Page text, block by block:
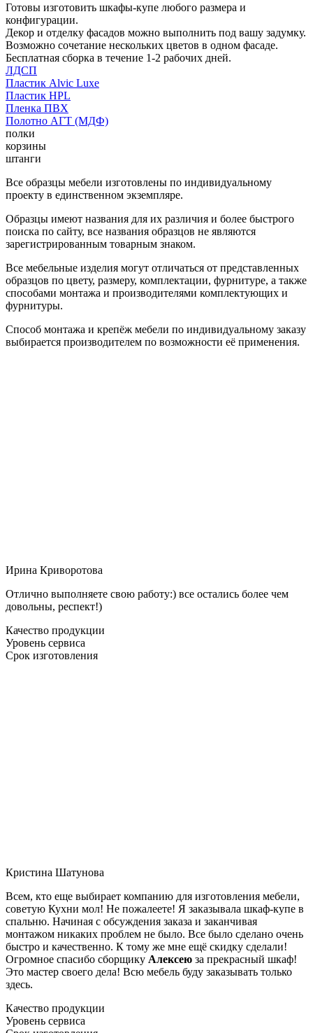
Готовы изготовить шкафы-купе любого размера и
конфигурации.
Декор и отделку фасадов можно выполнить под вашу задумку.
Возможно сочетание нескольких цветов в одном фасаде.
Бесплатная сборка в течение 1-2 рабочих дней.
ЛДСП
Пластик Alvic Luxe
Пластик HPL
Пленка ПВХ
Полотно АГТ (МДФ)
полки
корзины
штанги
Все образцы мебели изготовлены по индивидуальному
проекту в единственном экземпляре.
Образцы имеют названия для их различия и более быстрого
поиска по сайту, все названия образцов не являются
зарегистрированным товарным знаком.
Все мебельные изделия могут отличаться от представленных
образцов по цвету, размеру, комплектации, фурнитуре, а также
способами монтажа и производителями комплектующих и
фурнитуры.
Способ монтажа и крепёж мебели по индивидуальному заказу
выбирается производителем по возможности её применения.
Ирина Криворотова
Отлично выполняете свою работу:) все остались более чем
довольны, респект!)
Качество продукции
Уровень сервиса
Срок изготовления
Кристина Шатунова
Всем, кто еще выбирает компанию для изготовления мебели,
советую Кухни мол! Не пожалеете! Я заказывала шкаф-купе в
спальню. Начиная с обсуждения заказа и заканчивая
монтажом никаких проблем не было. Все было сделано очень
быстро и качественно. К тому же мне ещё скидку сделали!
Огромное спасибо сборщику Алексею за прекрасный шкаф!
Это мастер своего дела! Всю мебель буду заказывать только
здесь.
Качество продукции
Уровень сервиса